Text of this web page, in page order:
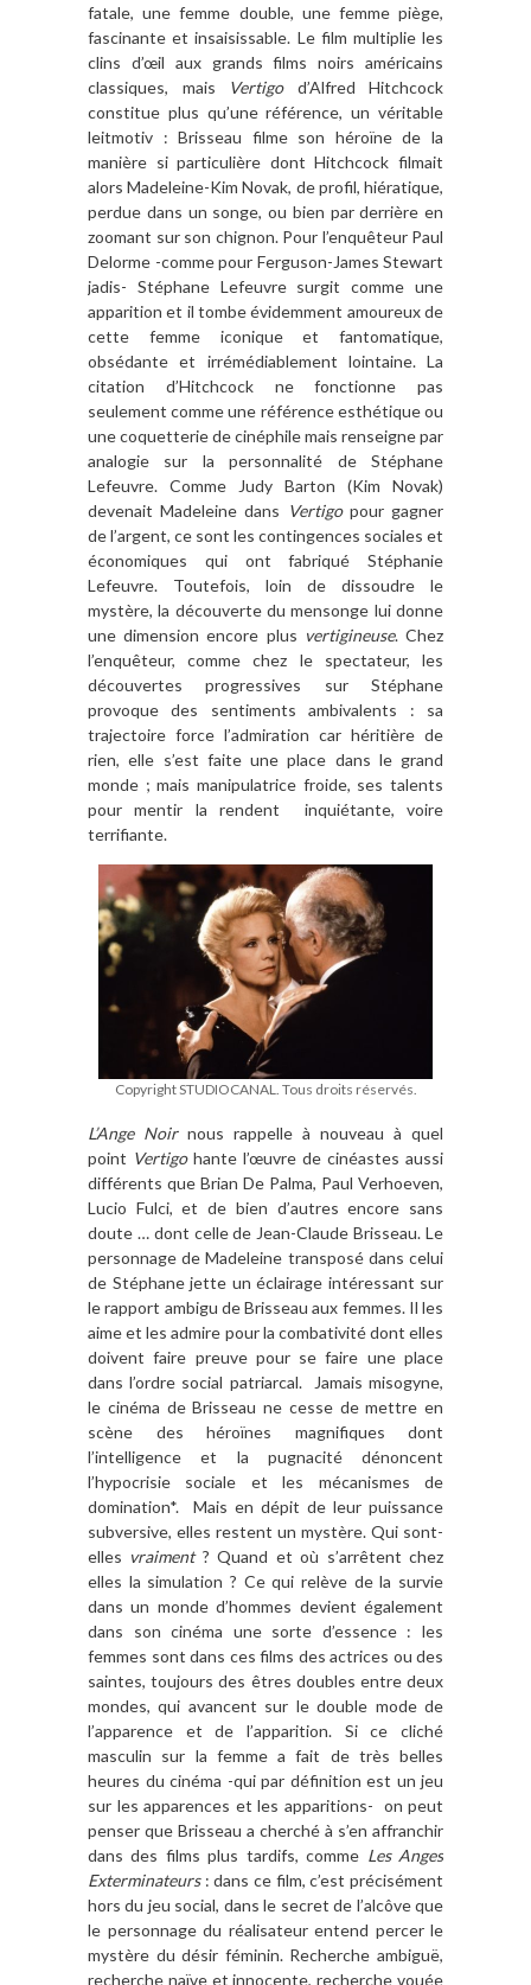
fatale, une femme double, une femme piège,
fascinante et insaisissable. Le film multiplie les
clins d’œil aux grands films noirs américains
classiques, mais
Vertigo d’Alfred Hitchcock
constitue plus qu’une référence, un véritable
leitmotiv : Brisseau filme son héroïne de la
manière si particulière dont Hitchcock filmait
alors Madeleine-Kim Novak, de profil, hiératique,
perdue dans un songe, ou bien par derrière en
zoomant sur son chignon. Pour l’enquêteur Paul
Delorme -comme pour Ferguson-James Stewart
jadis- Stéphane Lefeuvre surgit comme une
apparition et il tombe évidemment amoureux de
cette femme iconique et fantomatique,
obsédante et irrémédiablement lointaine. La
citation d’Hitchcock ne fonctionne pas
seulement comme une référence esthétique ou
une coquetterie de cinéphile mais renseigne par
analogie sur la personnalité de Stéphane
Lefeuvre. Comme Judy Barton (Kim Novak)
devenait Madeleine dans Vertigo pour gagner
de l’argent, ce sont les contingences sociales et
économiques qui ont fabriqué Stéphanie
Lefeuvre. Toutefois, loin de dissoudre le
mystère, la découverte du mensonge lui donne
une dimension encore plus vertigineuse. Chez
l’enquêteur, comme chez le spectateur, les
découvertes progressives sur Stéphane
provoque des sentiments ambivalents : sa
trajectoire force l’admiration car héritière de
rien, elle s’est faite une place dans le grand
monde ; mais manipulatrice froide, ses talents
pour mentir la rendent inquiétante, voire
terrifiante.
Copyright STUDIOCANAL. Tous droits réservés.
L’Ange Noir nous rappelle à nouveau à quel
point Vertigo hante l’œuvre de cinéastes aussi
différents que Brian De Palma, Paul Verhoeven,
Lucio Fulci, et de bien d’autres encore sans
doute … dont celle de Jean-Claude Brisseau. Le
personnage de Madeleine transposé dans celui
de Stéphane jette un éclairage intéressant sur
le rapport ambigu de Brisseau aux femmes. Il les
aime et les admire pour la combativité dont elles
doivent faire preuve pour se faire une place
dans l’ordre social patriarcal. Jamais misogyne,
le cinéma de Brisseau ne cesse de mettre en
scène des héroïnes magnifiques dont
l’intelligence et la pugnacité dénoncent
l’hypocrisie sociale et les mécanismes de
domination*. Mais en dépit de leur puissance
subversive, elles restent un mystère. Qui sont-
elles vraiment ? Quand et où s’arrêtent chez
elles la simulation ? Ce qui relève de la survie
dans un monde d’hommes devient également
dans son cinéma une sorte d’essence : les
femmes sont dans ces films des actrices ou des
saintes, toujours des êtres doubles entre deux
mondes, qui avancent sur le double mode de
l’apparence et de l’apparition. Si ce cliché
masculin sur la femme a fait de très belles
heures du cinéma -qui par définition est un jeu
sur les apparences et les apparitions- on peut
penser que Brisseau a cherché à s’en affranchir
dans des films plus tardifs, comme Les Anges
Exterminateurs: dans ce film, c’est précisément
hors du jeu social, dans le secret de l’alcôve que
le personnage du réalisateur entend percer le
mystère du désir féminin. Recherche ambiguë,
recherche naïve et innocente, recherche vouée